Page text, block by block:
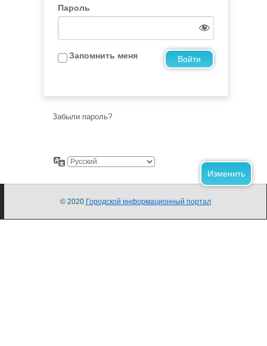
Пароль
Запомнить меня
Забыли пароль?
© 2020 Городской информационный портал